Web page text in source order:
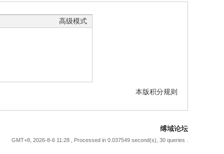
高级模式
本版积分规则
缚域论坛
GMT+8, 2026-8-6 11:28 , Processed in 0.037549 second(s), 30 queries .